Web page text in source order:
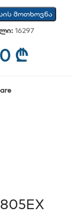
მოთხოვნა
16297
₾